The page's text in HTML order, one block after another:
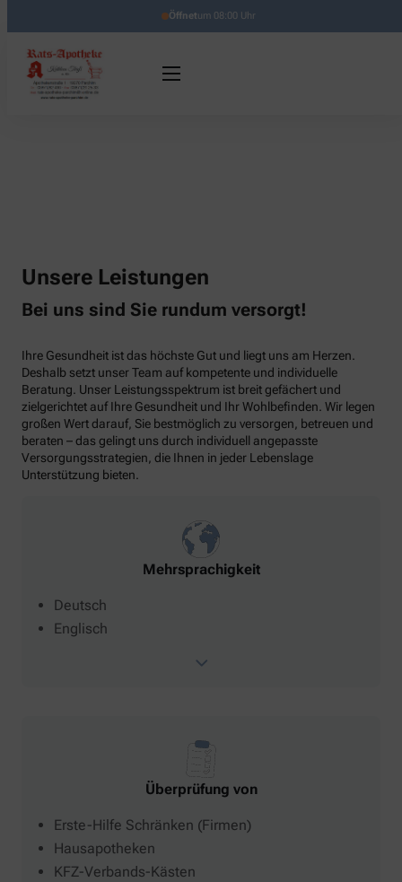
Öffnetum 08:00 Uhr
Unsere Leistungen
Bei uns sind Sie rundum versorgt!
Ihre Gesundheit ist das höchste Gut und liegt uns am Herzen.
Deshalb setzt unser Team auf kompetente und individuelle
Beratung. Unser Leistungsspektrum ist breit gefächert und
zielgerichtet auf Ihre Gesundheit und Ihr Wohlbefinden. Wir legen
großen Wert darauf, Sie bestmöglich zu versorgen, betreuen und
beraten – das gelingt uns durch individuell angepasste
Versorgungsstrategien, die Ihnen in jeder Lebenslage
Unterstützung bieten.
Mehrsprachigkeit
Deutsch
Englisch
Überprüfung von
Erste-Hilfe Schränken (Firmen)
Hausapotheken
KFZ-Verbands-Kästen